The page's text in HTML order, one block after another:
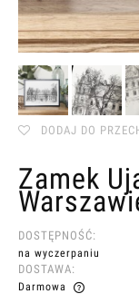
DODAJ DO
Zamek
DOSTĘPNOŚĆ:
na wyczerpaniu
DOSTAWA:
Darmowa